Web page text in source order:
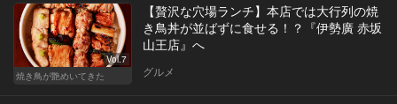
Vol.7
焼き鳥が艶めいてきた
【贅沢な穴場ランチ】本店では大行列の焼
き鳥丼が並ばずに食せる！？『伊勢廣 赤坂
山王店』へ
グルメ